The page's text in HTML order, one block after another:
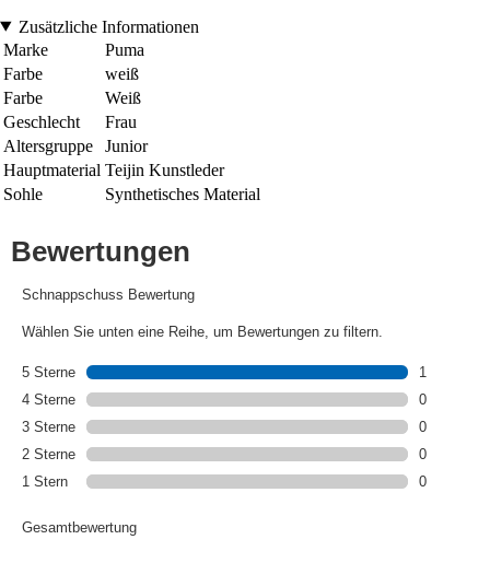
Zusätzliche Informationen
Marke
Puma
Farbe
weiß
Farbe
Weiß
Geschlecht
Frau
Altersgruppe
Junior
Hauptmaterial Teijin Kunstleder
Sohle
Synthetisches Material